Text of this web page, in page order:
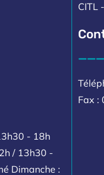
- 18h
/ 13h30 -
Dimanche :
CITL
___
Fax :